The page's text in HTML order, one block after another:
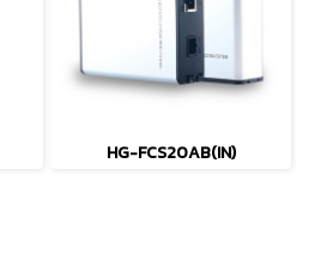
HG-FCS20AB(IN)